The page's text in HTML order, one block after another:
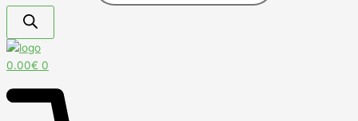
0.00€ 0